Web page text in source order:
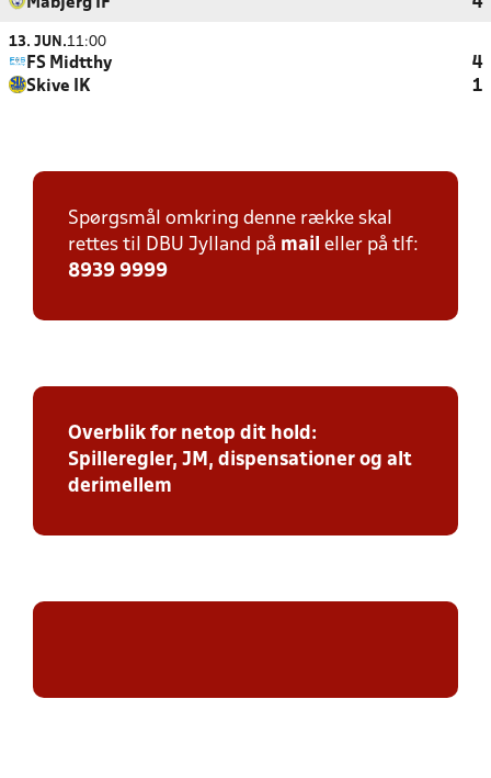
Måbjerg IF 4
13. JUN.11:00
FS Midtthy
4
Skive IK
1
Spørgsmål omkring denne række skal
rettes til DBU Jylland på mail eller på tlf:
8939 9999
Overblik for netop dit hold:
Spilleregler, JM, dispensationer og alt
derimellem